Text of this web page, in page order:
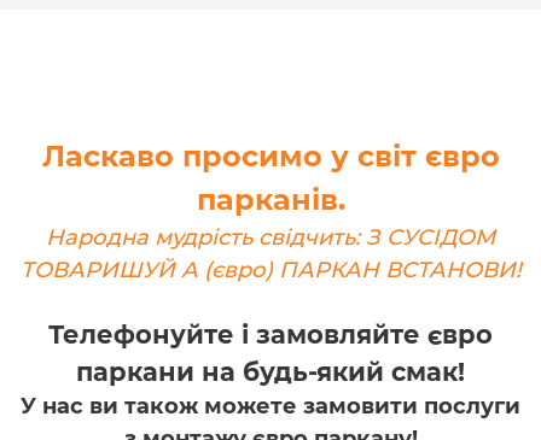
Ласкаво просимо у світ євро
парканів.
Народна мудрість свідчить: З СУСІДОМ
ТОВАРИШУЙ А (євро) ПАРКАН ВСТАНОВИ!
Телефонуйте і замовляйте євро
паркани на будь-який смак!
У нас ви також можете замовити послуги